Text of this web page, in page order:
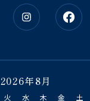
2026年8月
火 水 木 金 土